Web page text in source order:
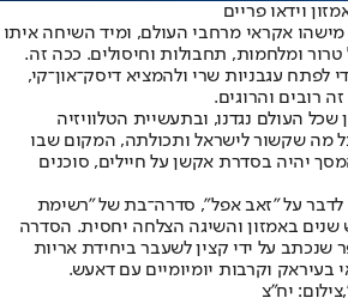
וידאו פריים
מישהו אקראי מרחבי העולם, ומיד השיחה איתו
טרור ומלחמות, תחבולות וחיסולים. ככה זה.
לפתח עגבניות שרי ולהמציא דיסק־און־קי,
רובים והרוגים.
שכל העולם נגדנו, ובתעשיית הטלוויזיה
מה שקשור לישראל ותכולתה, המקום שבו
יהיה בסדרת אקשן על חיילים, סוכנים
על "זאב אפל", סדרה־בת של "רשימת
שנים באמזון והשיגה הצלחה יחסית. הסדרה
על ידי קצין לשעבר ביחידת אריות
בעיראק וקרבות יומיומיים עם דאעש.
יח"צ